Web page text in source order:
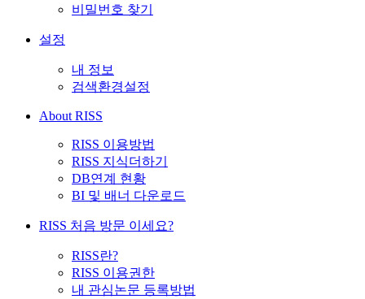
비밀번호 찾기
설정
내 정보
검색환경설정
About RISS
RISS 이용방법
RISS 지식더하기
DB연계 현황
BI 및 배너 다운로드
RISS 처음 방문 이세요?
RISS란?
RISS 이용권한
내 관심논문 등록방법